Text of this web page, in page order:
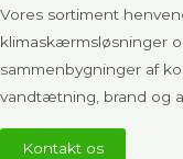
Vores sortiment
klimaskærmsløsninger
sammenbygninger af
vandtætning, brand og
Kontakt os